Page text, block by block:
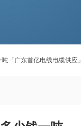
「广东首亿电线电缆供应」